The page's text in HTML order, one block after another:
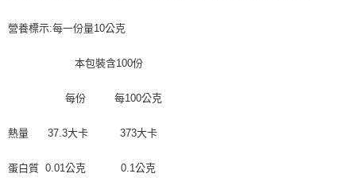
營養標示:每一份量10公克
本包裝含100份
每份 每100公克
熱量 37.3大卡 373大卡
蛋白質 0.01公克 0.1公克